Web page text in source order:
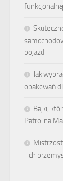
pojazd
Jak
opakowań
Bajki,
Patrol na
i ich